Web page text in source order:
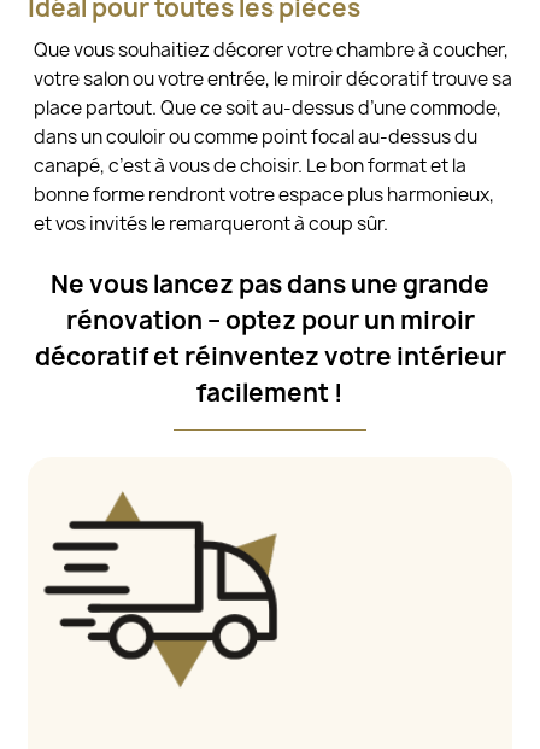
Idéal pour toutes les pièces
Que vous souhaitiez décorer votre chambre à coucher,
votre salon ou votre entrée, le miroir décoratif trouve sa
place partout. Que ce soit au-dessus d’une commode,
dans un couloir ou comme point focal au-dessus du
canapé, c’est à vous de choisir. Le bon format et la
bonne forme rendront votre espace plus harmonieux,
et vos invités le remarqueront à coup sûr.
Ne vous lancez pas dans une grande
rénovation – optez pour un miroir
décoratif et réinventez votre intérieur
facilement !